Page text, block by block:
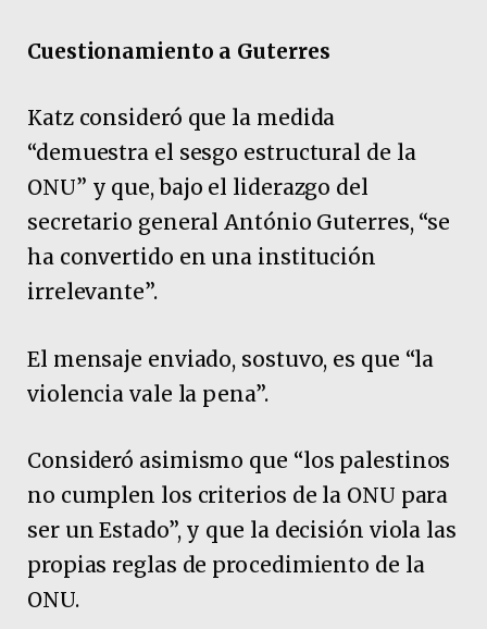
Cuestionamiento a Guterres
Katz consideró que la medida
“demuestra el sesgo estructural de la
ONU” y que, bajo el liderazgo del
secretario general António Guterres, “se
ha convertido en una institución
irrelevante”.
El mensaje enviado, sostuvo, es que “la
violencia vale la pena”.
Consideró asimismo que “los palestinos
no cumplen los criterios de la ONU para
ser un Estado”, y que la decisión viola las
propias reglas de procedimiento de la
ONU.